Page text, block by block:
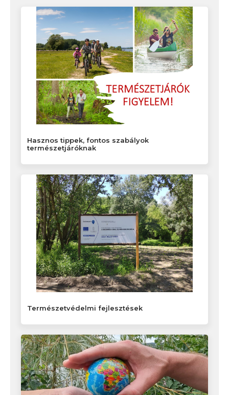
Hasznos tippek, fontos szabályok
természetjáróknak
Természetvédelmi fejlesztések